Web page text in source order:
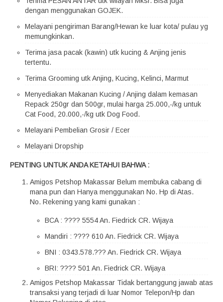
dengan menggunakan GOJEK.
Melayani pengiriman Barang/Hewan ke luar kota/ pulau yg
memungkinkan.
Terima jasa pacak (kawin) utk kucing & Anjing jenis
tertentu.
Terima Grooming utk Anjing, Kucing, Kelinci, Marmut
Menyediakan Makanan Kucing / Anjing dalam kemasan
Repack 250gr dan 500gr, mulai harga 25.000,-/kg untuk
Cat Food, 20.000,-/kg utk Dog Food.
Melayani Pembelian Grosir / Ecer
Melayani Dropship
PENTING UNTUK ANDA KETAHUI BAHWA :
Amigos Petshop Makassar Belum membuka cabang di
mana pun dan Hanya menggunakan No. Hp di Atas.
No. Rekening yang kami gunakan :
BCA : ???? 5554 An. Fiedrick CR. Wijaya
Mandiri : ???? 610 An. Fiedrick CR. Wijaya
BNI : 0343.578.??? An. Fiedrick CR. Wijaya
BRI: ???? 501 An. Fiedrick CR. Wijaya
Amigos Petshop Makassar Tidak bertanggung jawab atas
transaksi yang terjadi di luar Nomor Telepon/Hp dan